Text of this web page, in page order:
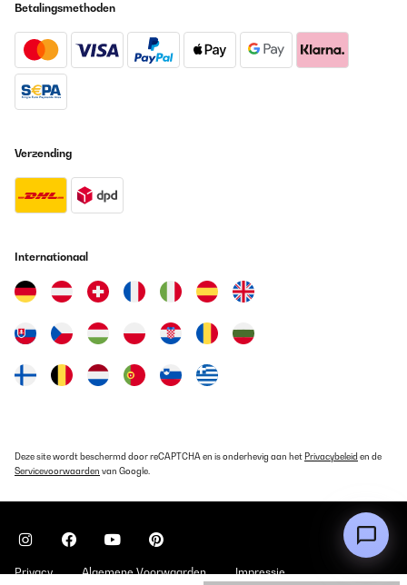
Betalingsmethoden
Verzending
Internationaal
Deze site wordt beschermd door reCAPTCHA en is onderhevig aan het Privacybeleid en de
Servicevoorwaarden van Google.
Privacy Algemene Voorwaarden Impressie